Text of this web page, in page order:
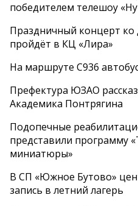
победителем телешоу
Праздничный концерт
пройдёт в КЦ «Лира»
На маршруте С936
Префектура ЮЗАО
Академика Понтрягина
Подопечные
представили программу
миниатюры»
В СП «Южное Бутово»
запись в летний лагерь